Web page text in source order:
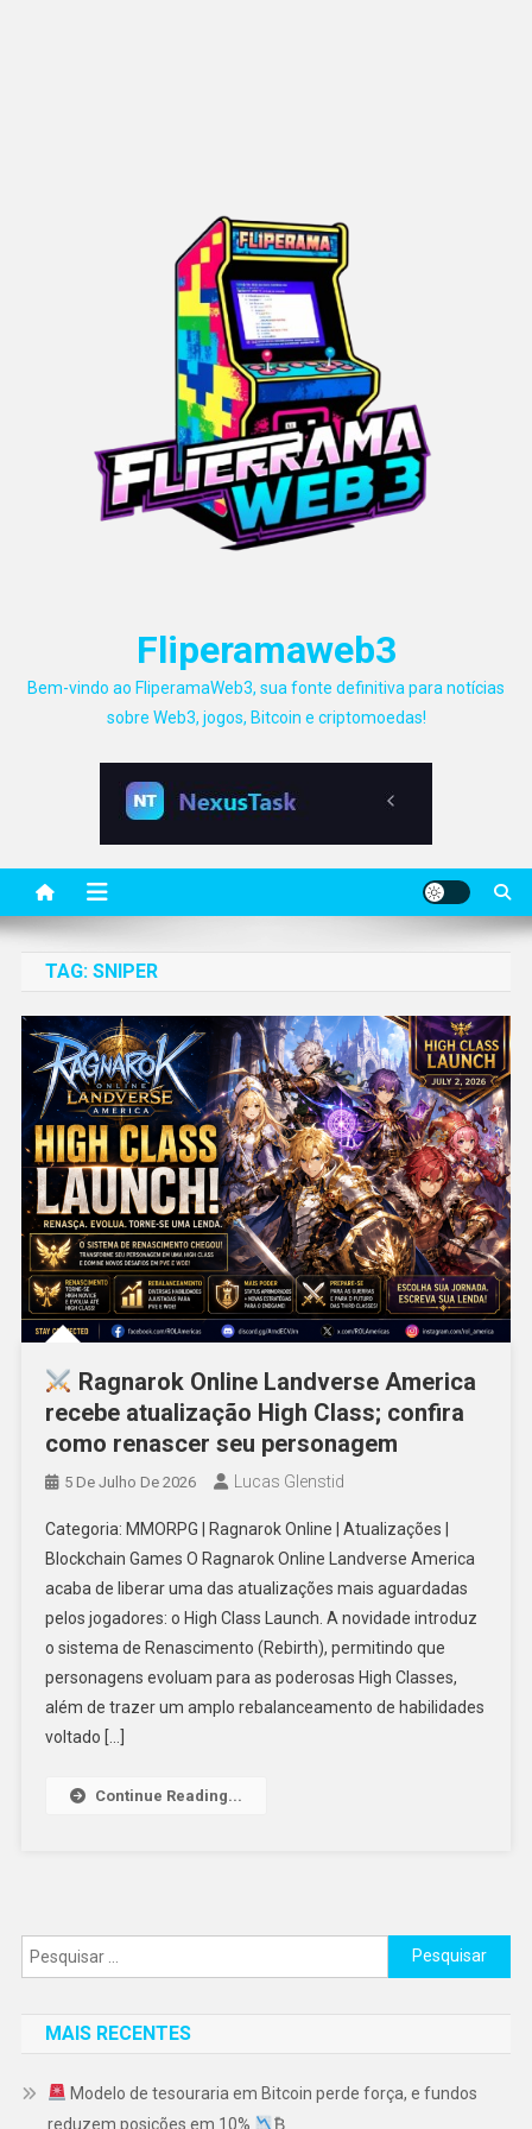
Fliperamaweb3
Bem-vindo ao FliperamaWeb3, sua fonte definitiva para notícias
sobre Web3, jogos, Bitcoin e criptomoedas!
TAG: SNIPER
Ragnarok Online Landverse America
recebe atualização High Class; confira
como renascer seu personagem
5 De Julho De 2026 Lucas Glenstid
Categoria: MMORPG | Ragnarok Online | Atualizações |
Blockchain Games O Ragnarok Online Landverse America
acaba de liberar uma das atualizações mais aguardadas
pelos jogadores: o High Class Launch. A novidade introduz
o sistema de Renascimento (Rebirth), permitindo que
personagens evoluam para as poderosas High Classes,
além de trazer um amplo rebalanceamento de habilidades
voltado […]
Continue Reading...
Pesquisar
por:
MAIS RECENTES
Modelo de tesouraria em Bitcoin perde força, e fundos
reduzem posições em 10%
₿